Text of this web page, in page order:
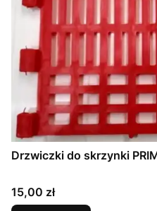
Drzwiczki do skrzynki
Cena
15,00 zł